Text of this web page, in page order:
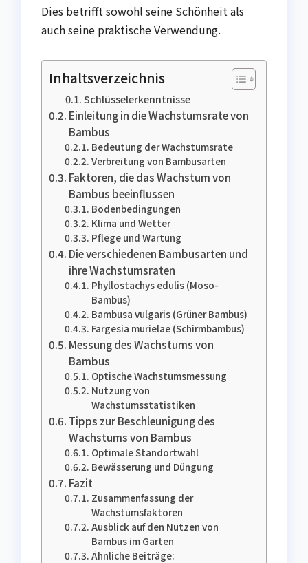
Dies betrifft sowohl seine Schönheit als
auch seine praktische Verwendung.
Inhaltsverzeichnis
Schlüsselerkenntnisse
Einleitung in die Wachstumsrate von
Bambus
Bedeutung der Wachstumsrate
Verbreitung von Bambusarten
Faktoren, die das Wachstum von
Bambus beeinflussen
Bodenbedingungen
Klima und Wetter
Pflege und Wartung
Die verschiedenen Bambusarten und
ihre Wachstumsraten
Phyllostachys edulis (Moso-
Bambus)
Bambusa vulgaris (Grüner Bambus)
Fargesia murielae (Schirmbambus)
Messung des Wachstums von
Bambus
Optische Wachstumsmessung
Nutzung von
Wachstumsstatistiken
Tipps zur Beschleunigung des
Wachstums von Bambus
Optimale Standortwahl
Bewässerung und Düngung
Fazit
Zusammenfassung der
Wachstumsfaktoren
Ausblick auf den Nutzen von
Bambus im Garten
Ähnliche Beiträge: